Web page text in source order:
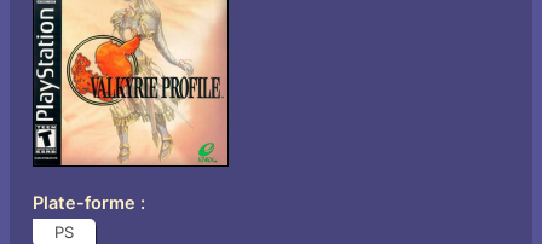
Plate-forme
PS